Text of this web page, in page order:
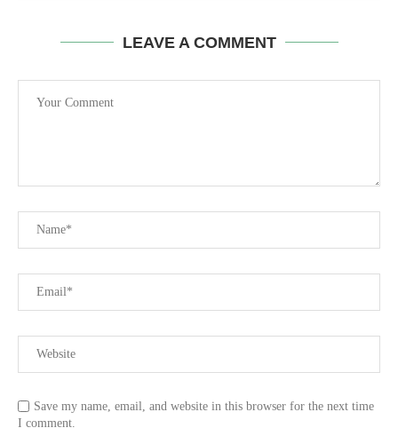
LEAVE A COMMENT
Save my name, email, and website in this browser for the next time
I comment.